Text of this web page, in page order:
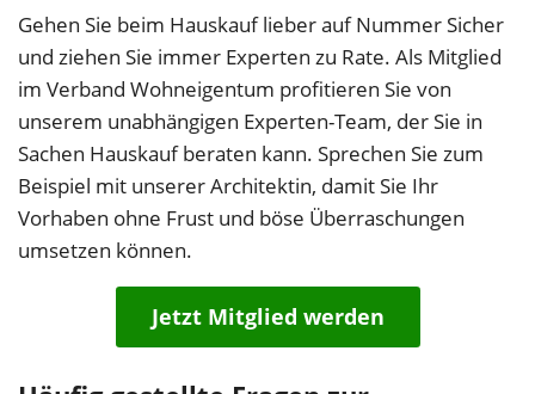
Gehen Sie beim Hauskauf lieber auf Nummer Sicher
und ziehen Sie immer Experten zu Rate. Als Mitglied
im Verband Wohneigentum profitieren Sie von
unserem unabhängigen Experten-Team, der Sie in
Sachen Hauskauf beraten kann. Sprechen Sie zum
Beispiel mit unserer Architektin, damit Sie Ihr
Vorhaben ohne Frust und böse Überraschungen
umsetzen können.
Jetzt Mitglied werden